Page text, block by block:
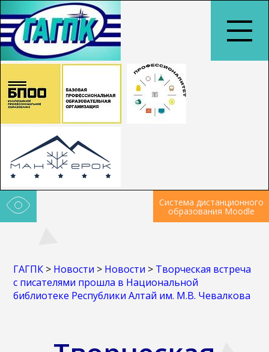
Система дистанционного
образования Moodle
ГАГПК > Новости > Новости > Творческая встреча
с писателями прошла в Национальной
библиотеке Республики Алтай им. М.В. Чевалкова